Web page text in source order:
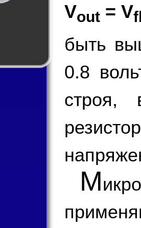
Vout = V
быть
0.8
строя,
М